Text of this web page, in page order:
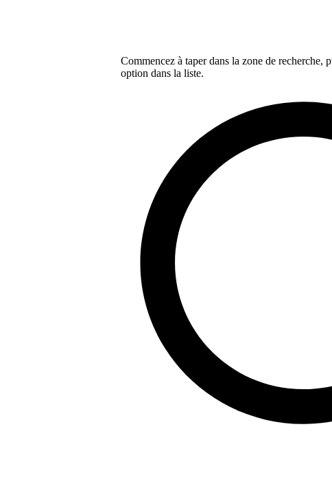
Commencez à taper dans la zone de
option dans la liste.